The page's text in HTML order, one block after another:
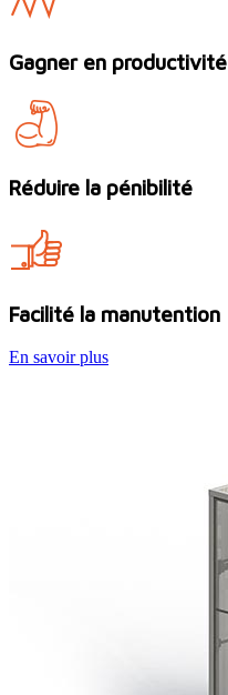
Gagner en productivité
Réduire la pénibilité
Facilité la manutention
En savoir plus